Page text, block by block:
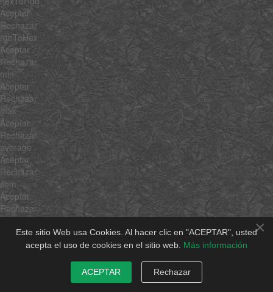
×
Este sitio Web usa Cookies. Al hacer clic en "ACEPTAR", usted
acepta el uso de cookies en el sitio web. Más información
ACEPTAR Rechazar
Aceptar
Rechazar
rgbToHex
Aceptar
Rechazar
min
Aceptar
Rechazar
max
Aceptar
Rechazar
average
Aceptar
Rechazar
sum
Aceptar
Rechazar
unique
Aceptar
Rechazar